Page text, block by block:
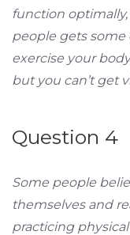
function
people gets some
exercise your
but you can’t get
Question 4
Some people
themselves and
practicing